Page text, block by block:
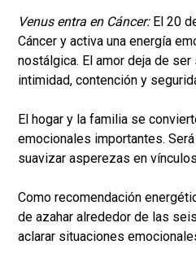
Venus entra en Cáncer: El 20
Cáncer y activa una energía
nostálgica. El amor deja de
intimidad, contención y
El hogar y la familia se
emocionales importantes.
suavizar asperezas en
Como recomendación
de azahar alrededor de las
aclarar situaciones